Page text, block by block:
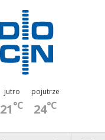
jutro
21°C
pojutrze
24°C